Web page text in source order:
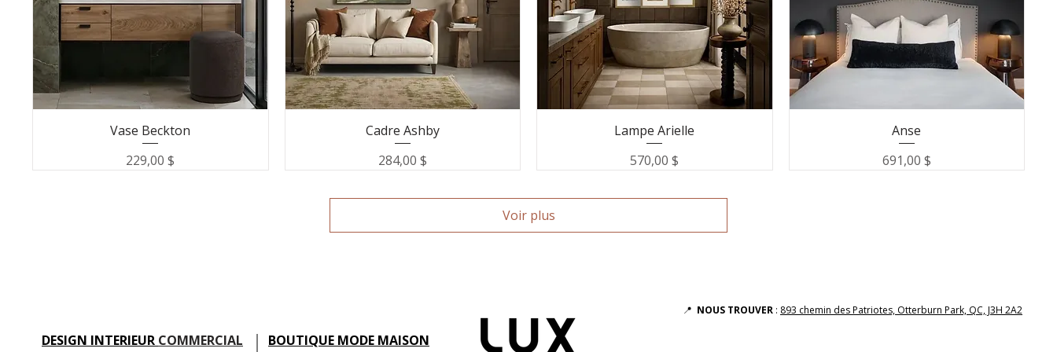
Vase Beckton
Prix
229,00 $
Cadre Ashby
Prix
284,00 $
Lampe Arielle
Prix
570,00 $
Anse
Prix
691,00 $
Voir plus
DESIGN INTERIEUR COMMERCIAL BOUTIQUE MODE MAISON
📍 NOUS TROUVER : 893 chemin des Patriotes, Otterburn Park, QC, J3H 2A2